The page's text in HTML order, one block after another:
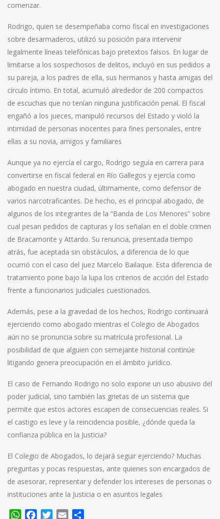
comenzar.
Rodrigo, quien se desempeñaba como fiscal en investigaciones
sobre desarmaderos, utilizó su posición para intervenir
legalmente líneas telefónicas bajo pretextos falsos. En lugar de
limitarse a los sospechosos de delitos, incluyó en sus pedidos a
su pareja, a los padres de ella, sus hermanos y hasta amigas del
círculo íntimo. En total, acumuló alrededor de 200 compactos
de escuchas que no tenían ninguna justificación penal. El fiscal
engañó a los jueces, manipuló recursos del Estado y violó la
intimidad de personas inocentes para fines personales, entre
ellas a su novia, amigos y familiares
Aunque ya no ejercía el cargo, Rodrigo seguía en carrera para
convertirse en fiscal federal en Río Gallegos y ejercía como
abogado en nuestra ciudad, últimamente, como defensor de
varios narcotraficantes. De hecho, es el principal abogado, de
algunos de los integrantes de la “Banda de Los Menores” sobre
cual pesan pedidos de capturas y los señalan en el doble crimen
de Bracamonte y Attardo. Su renuncia, presentada tiempo
atrás, fue aceptada sin obstáculos, a diferencia de lo que
ocurrió con el caso del juez Marcelo Bailaque. Esta diferencia de
tratamiento pone bajo la lupa los criterios de acción del Estado
frente a funcionarios judiciales cuestionados.
Además, pese a la gravedad de los hechos, Rodrigo continuará
ejerciendo como abogado mientras el Colegio de Abogados
aún no se pronuncia sobre su matrícula profesional. La
posibilidad de que alguien con semejante historial continúe
litigando genera preocupación en el ámbito jurídico.
El caso de Fernando Rodrigo no solo expone un uso abusivo del
poder judicial, sino también las grietas de un sistema que
permite que estos actores escapen de consecuencias reales. Si
el castigo es leve y la reincidencia posible, ¿dónde queda la
confianza pública en la Justicia?
El Colegio de Abogados, lo dejará seguir ejerciendo? Muchas
preguntas y pocas respuestas, ante quienes son encargados de
de asesorar, representar y defender los intereses de personas o
instituciones ante la Justicia o en asuntos legales
WhatsApp
FacebookTwitter
Email